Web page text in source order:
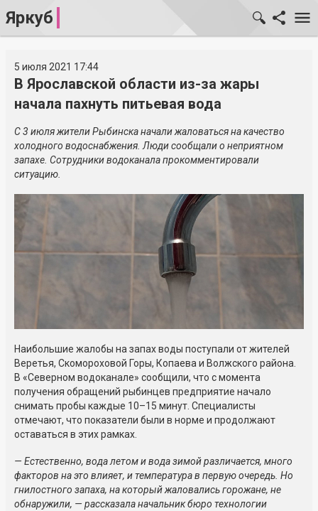
Яркуб
5 июля 2021 17:44
В Ярославской области из-за жары
начала пахнуть питьевая вода
С 3 июля жители Рыбинска начали жаловаться на качество
холодного водоснабжения. Люди сообщали о неприятном
запахе. Сотрудники водоканала прокомментировали
ситуацию.
Наибольшие жалобы на запах воды поступали от жителей
Веретья, Скомороховой Горы, Копаева и Волжского района.
В «Северном водоканале» сообщили, что с момента
получения обращений рыбинцев предприятие начало
снимать пробы каждые 10–15 минут. Специалисты
отмечают, что показатели были в норме и продолжают
оставаться в этих рамках.
— Естественно, вода летом и вода зимой различается, много
факторов на это влияет, и температура в первую очередь. Но
гнилостного запаха, на который жаловались горожане, не
обнаружили, — рассказала начальник бюро технологии